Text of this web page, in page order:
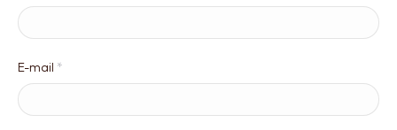
E-mail *